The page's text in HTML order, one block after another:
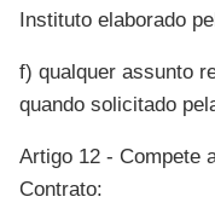
Instituto elaborado
f) qualquer assunto
quando solicitado
Artigo 12 - Compete
Contrato: